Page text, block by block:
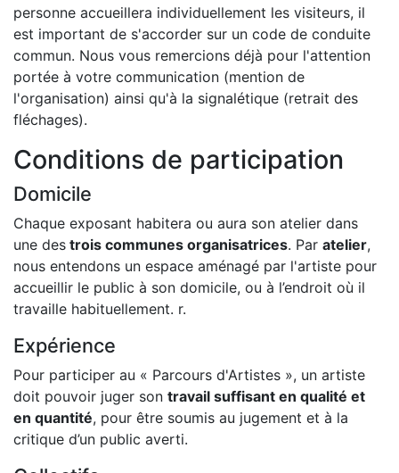
personne accueillera individuellement les visiteurs, il
est important de s'accorder sur un code de conduite
commun. Nous vous remercions déjà pour l'attention
portée à votre communication (mention de
l'organisation) ainsi qu'à la signalétique (retrait des
fléchages).
Conditions de participation
Domicile
Chaque exposant habitera ou aura son atelier dans
une des trois communes organisatrices. Par atelier,
nous entendons un espace aménagé par l'artiste pour
accueillir le public à son domicile, ou à l’endroit où il
travaille habituellement. r.
Expérience
Pour participer au « Parcours d'Artistes », un artiste
doit pouvoir juger son travail suffisant en qualité et
en quantité, pour être soumis au jugement et à la
critique d’un public averti.